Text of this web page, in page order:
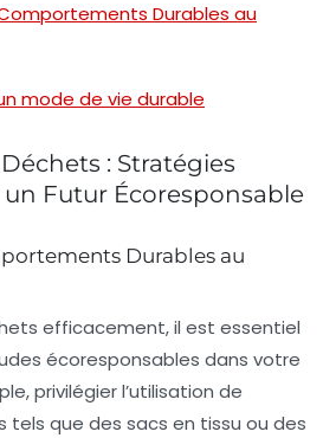
Durables au
mode de vie durable
: Stratégies
Futur Écoresponsable
Durables au
efficacement, il est essentiel
écoresponsables dans votre
privilégier l’utilisation de
tels que des sacs en tissu ou des